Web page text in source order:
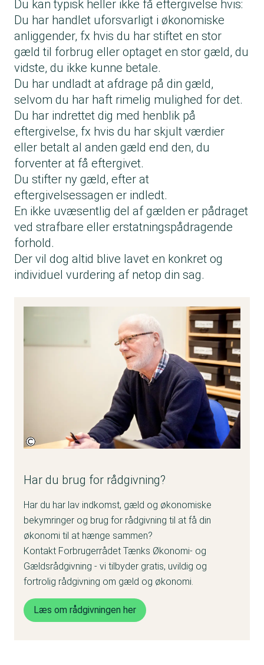
Du kan typisk heller ikke få eftergivelse hvis:
Du har handlet uforsvarligt i økonomiske
anliggender, fx hvis du har stiftet en stor
gæld til forbrug eller optaget en stor gæld, du
vidste, du ikke kunne betale.
Du har undladt at afdrage på din gæld,
selvom du har haft rimelig mulighed for det.
Du har indrettet dig med henblik på
eftergivelse, fx hvis du har skjult værdier
eller betalt al anden gæld end den, du
forventer at få eftergivet.
Du stifter ny gæld, efter at
eftergivelsessagen er indledt.
En ikke uvæsentlig del af gælden er pådraget
ved strafbare eller erstatningspådragende
forhold.
Der vil dog altid blive lavet en konkret og
individuel vurdering af netop din sag.
Fotokredit:
Forbrugerrådet Tænk
Har du brug for rådgivning?
Har du har lav indkomst, gæld og økonomiske
bekymringer og brug for rådgivning til at få din
økonomi til at hænge sammen?
Kontakt Forbrugerrådet Tænks Økonomi- og
Gældsrådgivning - vi tilbyder gratis, uvildig og
fortrolig rådgivning om gæld og økonomi.
Læs om rådgivningen her